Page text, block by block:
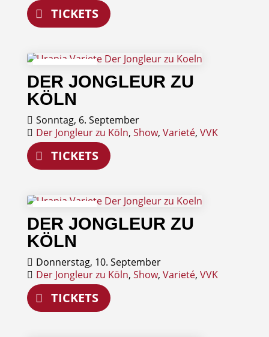
TICKETS
06
September
DER JONGLEUR ZU
KÖLN
Sonntag, 6. September
Der Jongleur zu Köln, Show, Varieté, VVK
TICKETS
10
September
DER JONGLEUR ZU
KÖLN
Donnerstag, 10. September
Der Jongleur zu Köln, Show, Varieté, VVK
TICKETS